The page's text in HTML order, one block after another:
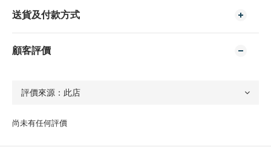
送貨及付款方式
顧客評價
尚未有任何評價